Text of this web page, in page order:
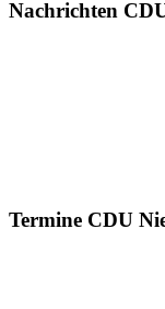
Nachrichten
Termine CDU